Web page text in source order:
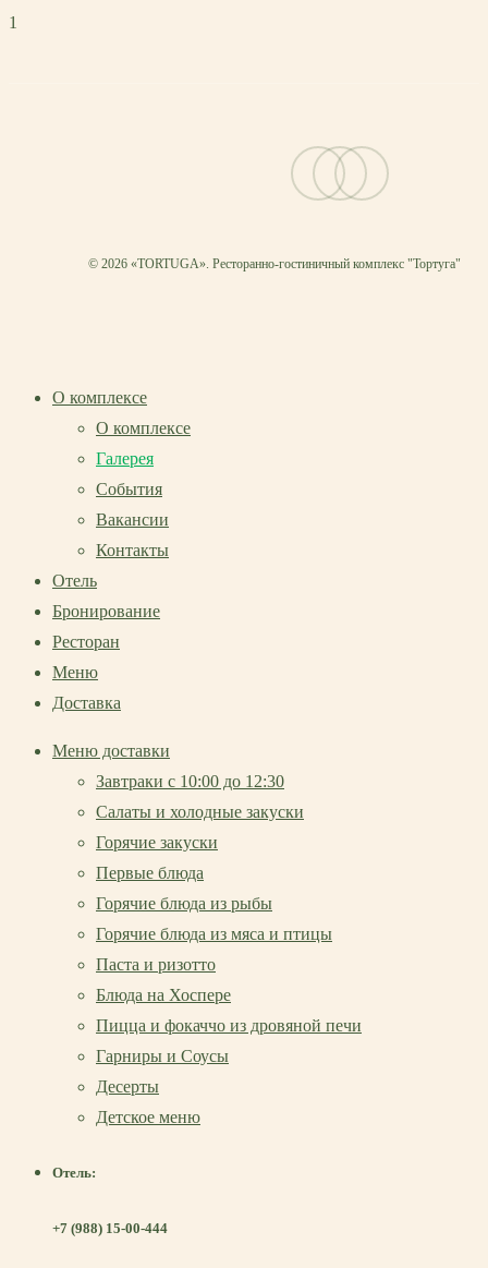
1
vk telegram
email
© 2026 «TORTUGA». Ресторанно-гостиничный комплекс "Тортуга"
О комплексе
О комплексе
Галерея
События
Вакансии
Контакты
Отель
Бронирование
Ресторан
Меню
Доставка
Меню доставки
Завтраки с 10:00 до 12:30
Салаты и холодные закуски
Горячие закуски
Первые блюда
Горячие блюда из рыбы
Горячие блюда из мяса и птицы
Паста и ризотто
Блюда на Хоспере
Пицца и фокаччо из дровяной печи
Гарниры и Соусы
Десерты
Детское меню
Отель:
+7 (988) 15-00-444